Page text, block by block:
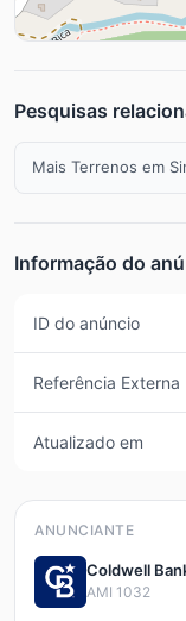
Pesquisas
Mais Terrenos em
Informação do
ID do anúncio
Referência Externa
Atualizado em
ANUNCIANTE
Coldwell
AMI 1032